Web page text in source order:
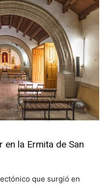
en la Ermita de San
que surgió en